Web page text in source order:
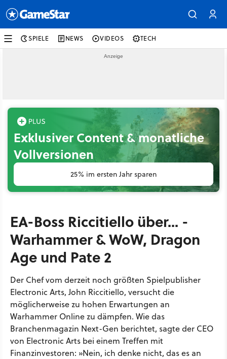
SPIELE NEWS VIDEOS TECH
Exklusiver Content & monatliche
Vollversionen
25% im ersten Jahr sparen
EA-Boss Riccitiello über... -
Warhammer & WoW, Dragon
Age und Pate 2
Der Chef vom derzeit noch größten Spielpublisher
Electronic Arts, John Riccitiello, versucht die
möglicherweise zu hohen Erwartungen an
Warhammer Online zu dämpfen. Wie das
Branchenmagazin Next-Gen berichtet, sagte der CEO
von Electronic Arts bei einem Treffen mit
Finanzinvestoren: »Nein, ich denke nicht, das es an